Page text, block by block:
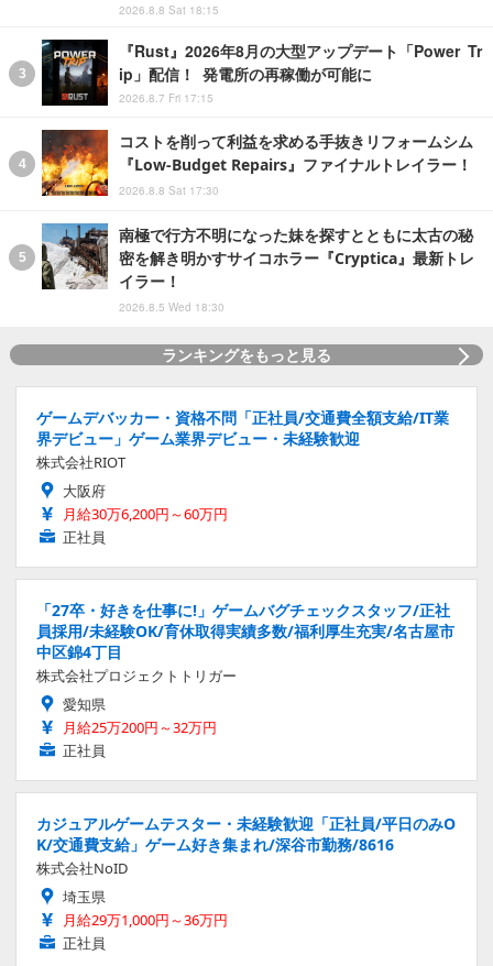
2026.8.8 Sat 18:15
『Rust』2026年8月の大型アップデート「Power Tr
ip」配信！ 発電所の再稼働が可能に
2026.8.7 Fri 17:15
コストを削って利益を求める手抜きリフォームシム
『Low-Budget Repairs』ファイナルトレイラー！
2026.8.8 Sat 17:30
南極で行方不明になった妹を探すとともに太古の秘
密を解き明かすサイコホラー『Cryptica』最新トレ
イラー！
2026.8.5 Wed 18:30
ランキングをもっと見る
ゲームデバッカー・資格不問「正社員/交通費全額支給/IT業
界デビュー」ゲーム業界デビュー・未経験歓迎
株式会社RIOT
大阪府
月給30万6,200円～60万円
正社員
「27卒・好きを仕事に!」ゲームバグチェックスタッフ/正社
員採用/未経験OK/育休取得実績多数/福利厚生充実/名古屋市
中区錦4丁目
株式会社プロジェクトトリガー
愛知県
月給25万200円～32万円
正社員
カジュアルゲームテスター・未経験歓迎「正社員/平日のみO
K/交通費支給」ゲーム好き集まれ/深谷市勤務/8616
株式会社NoID
埼玉県
月給29万1,000円～36万円
正社員